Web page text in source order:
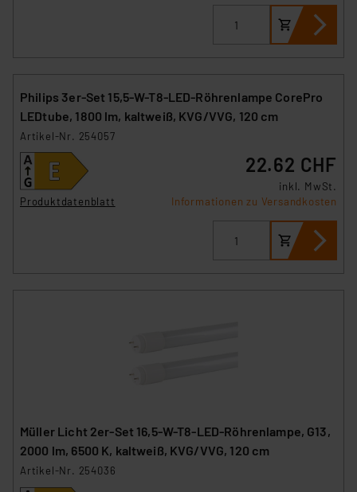
Philips 3er-Set 15,5-W-T8-LED-Röhrenlampe CorePro
LEDtube, 1800 lm, kaltweiß, KVG/VVG, 120 cm
Artikel-Nr. 254057
Produktdatenblatt
22.62 CHF
inkl. MwSt.
Informationen zu Versandkosten
Müller Licht 2er-Set 16,5-W-T8-LED-Röhrenlampe, G13,
2000 lm, 6500 K, kaltweiß, KVG/VVG, 120 cm
Artikel-Nr. 254036